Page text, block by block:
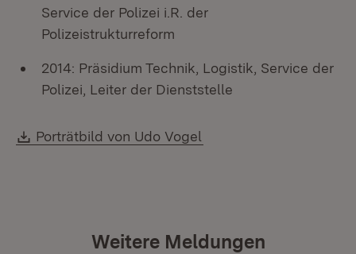
Service der Polizei i.R. der
Polizeistrukturreform
2014: Präsidium Technik, Logistik, Service der
Polizei, Leiter der Dienststelle
Download:
Porträtbild von Udo Vogel
Weitere Meldungen